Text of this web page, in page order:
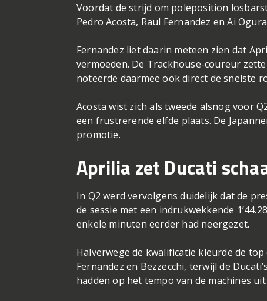
Voordat de strijd om poleposition
Pedro Acosta, Raul Fernandez en Ai
Fernandez liet daarin meteen zien dat
vermoeden. De Trackhouse-coureur
noteerde daarmee ook direct de snelste
Acosta wist zich als tweede alsnog voor
een frustrerende elfde plaats. De
promotie.
Aprilia zet Ducati
In Q2 werd vervolgens duidelijk dat de
de sessie met een indrukwekkende
enkele minuten eerder had neergezet.
Halverwege de kwalificatie kleurde de
Fernandez en Bezzecchi, terwijl de
hadden op het tempo van de machines